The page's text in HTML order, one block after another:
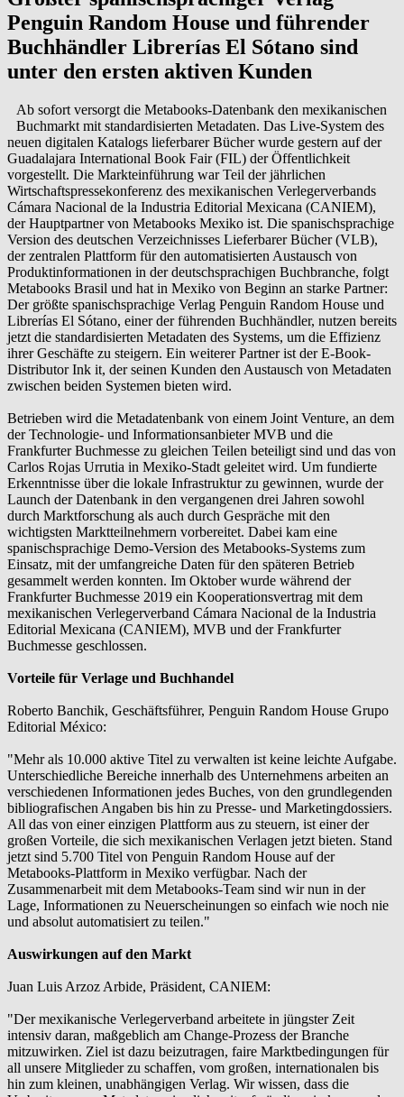
Penguin Random House und führender
Buchhändler Librerías El Sótano sind
unter den ersten aktiven Kunden
Ab sofort versorgt die Metabooks-Datenbank den mexikanischen
Buchmarkt mit standardisierten Metadaten. Das Live-System des
neuen digitalen Katalogs lieferbarer Bücher wurde gestern auf der
Guadalajara International Book Fair (FIL) der Öffentlichkeit
vorgestellt. Die Markteinführung war Teil der jährlichen
Wirtschaftspressekonferenz des mexikanischen Verlegerverbands
Cámara Nacional de la Industria Editorial Mexicana (CANIEM),
der Hauptpartner von Metabooks Mexiko ist. Die spanischsprachige
Version des deutschen Verzeichnisses Lieferbarer Bücher (VLB),
der zentralen Plattform für den automatisierten Austausch von
Produktinformationen in der deutschsprachigen Buchbranche, folgt
Metabooks Brasil und hat in Mexiko von Beginn an starke Partner:
Der größte spanischsprachige Verlag Penguin Random House und
Librerías El Sótano, einer der führenden Buchhändler, nutzen bereits
jetzt die standardisierten Metadaten des Systems, um die Effizienz
ihrer Geschäfte zu steigern. Ein weiterer Partner ist der E-Book-
Distributor Ink it, der seinen Kunden den Austausch von Metadaten
zwischen beiden Systemen bieten wird.
Betrieben wird die Metadatenbank von einem Joint Venture, an dem
der Technologie- und Informationsanbieter MVB und die
Frankfurter Buchmesse zu gleichen Teilen beteiligt sind und das von
Carlos Rojas Urrutia in Mexiko-Stadt geleitet wird. Um fundierte
Erkenntnisse über die lokale Infrastruktur zu gewinnen, wurde der
Launch der Datenbank in den vergangenen drei Jahren sowohl
durch Marktforschung als auch durch Gespräche mit den
wichtigsten Marktteilnehmern vorbereitet. Dabei kam eine
spanischsprachige Demo-Version des Metabooks-Systems zum
Einsatz, mit der umfangreiche Daten für den späteren Betrieb
gesammelt werden konnten. Im Oktober wurde während der
Frankfurter Buchmesse 2019 ein Kooperationsvertrag mit dem
mexikanischen Verlegerverband Cámara Nacional de la Industria
Editorial Mexicana (CANIEM), MVB und der Frankfurter
Buchmesse geschlossen.
Vorteile für Verlage und Buchhandel
Roberto Banchik, Geschäftsführer, Penguin Random House Grupo
Editorial México:
"Mehr als 10.000 aktive Titel zu verwalten ist keine leichte Aufgabe.
Unterschiedliche Bereiche innerhalb des Unternehmens arbeiten an
verschiedenen Informationen jedes Buches, von den grundlegenden
bibliografischen Angaben bis hin zu Presse- und Marketingdossiers.
All das von einer einzigen Plattform aus zu steuern, ist einer der
großen Vorteile, die sich mexikanischen Verlagen jetzt bieten. Stand
jetzt sind 5.700 Titel von Penguin Random House auf der
Metabooks-Plattform in Mexiko verfügbar. Nach der
Zusammenarbeit mit dem Metabooks-Team sind wir nun in der
Lage, Informationen zu Neuerscheinungen so einfach wie noch nie
und absolut automatisiert zu teilen."
Auswirkungen auf den Markt
Juan Luis Arzoz Arbide, Präsident, CANIEM:
"Der mexikanische Verlegerverband arbeitete in jüngster Zeit
intensiv daran, maßgeblich am Change-Prozess der Branche
mitzuwirken. Ziel ist dazu beizutragen, faire Marktbedingungen für
all unsere Mitglieder zu schaffen, vom großen, internationalen bis
hin zum kleinen, unabhängigen Verlag. Wir wissen, dass die